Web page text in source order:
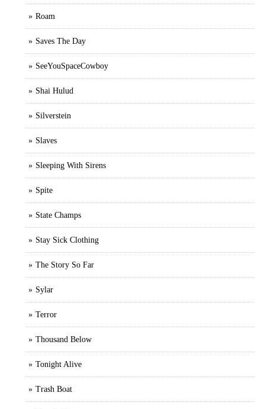
Roam
Saves The Day
SeeYouSpaceCowboy
Shai Hulud
Silverstein
Slaves
Sleeping With Sirens
Spite
State Champs
Stay Sick Clothing
The Story So Far
Sylar
Terror
Thousand Below
Tonight Alive
Trash Boat